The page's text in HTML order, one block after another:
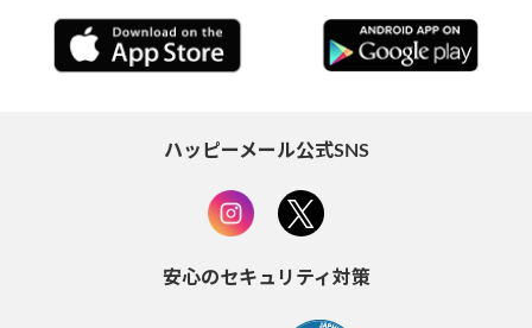
ハッピーメール公式SNS
安心のセキュリティ対策